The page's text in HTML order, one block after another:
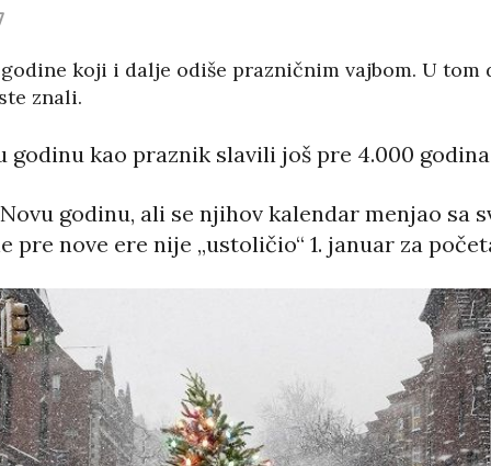
koji i dalje odiše prazničnim vajbom. U tom
znali.
godinu kao praznik slavili još pre 4.000
godinu, ali se njihov kalendar menjao sa
pre nove ere nije „ustoličio“ 1. januar za